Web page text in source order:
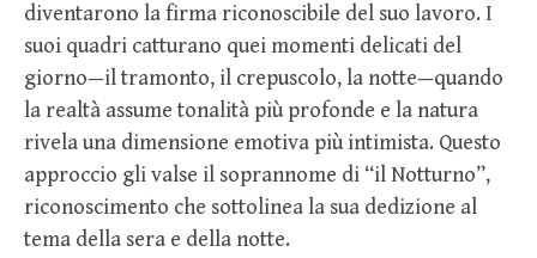
diventarono la firma riconoscibile del suo lavoro. I
suoi quadri catturano quei momenti delicati del
giorno—il tramonto, il crepuscolo, la notte—quando
la realtà assume tonalità più profonde e la natura
rivela una dimensione emotiva più intimista. Questo
approccio gli valse il soprannome di “il Notturno”,
riconoscimento che sottolinea la sua dedizione al
tema della sera e della notte.